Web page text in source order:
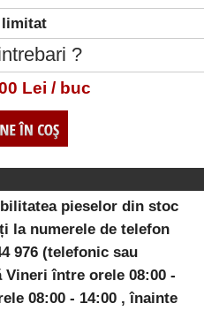
limitat
?
Lei / buc
pieselor din stoc
la numerele de telefon
976 (telefonic sau
Vineri între orele 08:00 -
08:00 - 14:00 , înainte